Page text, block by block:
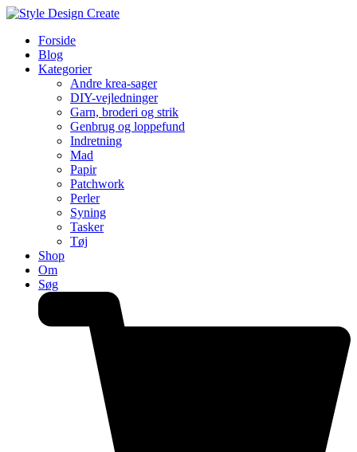
Forside
Blog
Kategorier
Andre krea-sager
DIY-vejledninger
Garn, broderi og strik
Genbrug og loppefund
Indretning
Mad
Papir
Patchwork
Perler
Syning
Tasker
Tøj
Shop
Om
Søg